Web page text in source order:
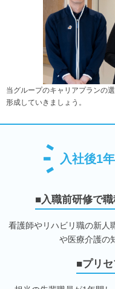
当グループのキャリアプランの
形成していきましょう。
入社後1
■入職前研修で
看護師やリハビリ職の新人
や医療介護の
■プリ